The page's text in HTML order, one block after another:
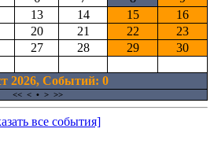
13 14 15
16
20 21 22
23
27 28 29
30
2026, Cобытий: 0
<< < • > >>
все события]